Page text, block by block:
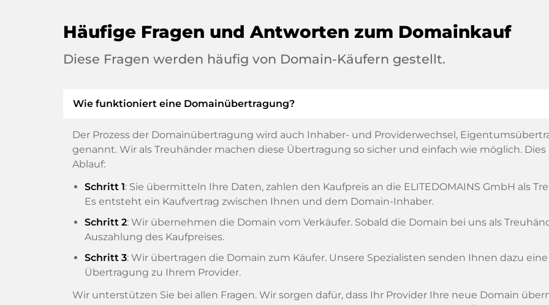
Häufige Fragen und Antworten zum Domainkauf
Diese Fragen werden häufig von Domain-Käufern gestellt.
Wie funktioniert eine Domainübertragung?
Der Prozess der Domainübertragung wird auch Inhaber- und Providerwechsel,
genannt. Wir als Treuhänder machen diese Übertragung so sicher und einfach wie möglich.
Ablauf:
Schritt 1: Sie übermitteln Ihre Daten, zahlen den Kaufpreis an die ELITEDOMAINS GmbH als
Es entsteht ein Kaufvertrag zwischen Ihnen und dem Domain-Inhaber.
Schritt 2: Wir übernehmen die Domain vom Verkäufer. Sobald die Domain bei uns als
Auszahlung des Kaufpreises.
Schritt 3: Wir übertragen die Domain zum Käufer. Unsere Spezialisten senden Ihnen dazu
Übertragung zu Ihrem Provider.
Wir unterstützen Sie bei allen Fragen. Wir sorgen dafür, dass Ihr Provider Ihre neue Domain